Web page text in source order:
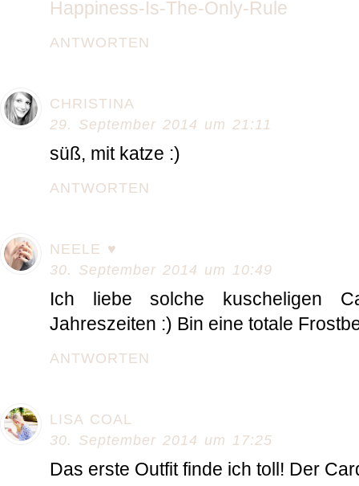
Happiness-Is-The-Only-Rule
ANTWORTEN
CHRISTINA
29. September 2014 um 21:11
süß, mit katze :)
ANTWORTEN
NEELE ♥
30. September 2014 um 10:49
Ich liebe solche kuscheligen
Jahreszeiten :) Bin eine totale
ANTWORTEN
LISA COAL
30. September 2014 um 17:25
Das erste Outfit finde ich toll! Der